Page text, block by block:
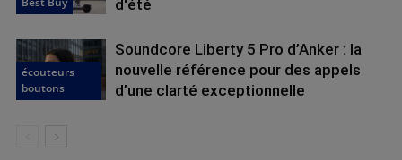
d'été
écouteurs
boutons
Soundcore Liberty 5 Pro d’Anker : la
nouvelle référence pour des appels
d’une clarté exceptionnelle